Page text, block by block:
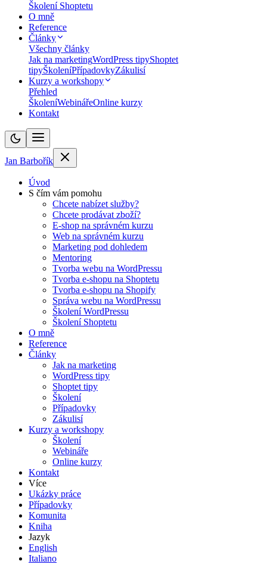
Školení Shoptetu
O mně
Reference
Články
Všechny články
Jak na marketingWordPress tipyShoptet
tipyŠkoleníPřípadovkyZákulisí
Kurzy a workshopy
Přehled
ŠkoleníWebinářeOnline kurzy
Kontakt
Jan Barbořík
Úvod
S čím vám pomohu
Chcete nabízet služby?
Chcete prodávat zboží?
E-shop na správném kurzu
Web na správném kurzu
Marketing pod dohledem
Mentoring
Tvorba webu na WordPressu
Tvorba e-shopu na Shoptetu
Tvorba e-shopu na Shopify
Správa webu na WordPressu
Školení WordPressu
Školení Shoptetu
O mně
Reference
Články
Jak na marketing
WordPress tipy
Shoptet tipy
Školení
Případovky
Zákulisí
Kurzy a workshopy
Školení
Webináře
Online kurzy
Kontakt
Více
Ukázky práce
Případovky
Komunita
Kniha
Jazyk
English
Italiano